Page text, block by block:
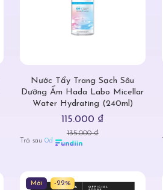
Nước Tẩy Trang Sạch Sâu
Dưỡng Ẩm Hada Labo Micellar
Water Hydrating (240ml)
115.000 ₫
135.000 ₫
Trả sau0đ
Mới -22%